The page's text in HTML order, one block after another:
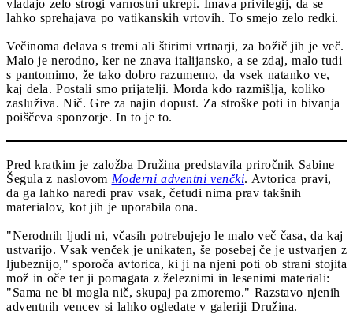
vladajo zelo strogi varnostni ukrepi. Imava privilegij, da se
lahko sprehajava po vatikanskih vrtovih. To smejo zelo redki.
Večinoma delava s tremi ali štirimi vrtnarji, za božič jih je več.
Malo je nerodno, ker ne znava italijansko, a se zdaj, malo tudi
s pantomimo, že tako dobro razumemo, da vsek natanko ve,
kaj dela. Postali smo prijatelji. Morda kdo razmišlja, koliko
zasluživa. Nič. Gre za najin dopust. Za stroške poti in bivanja
poiščeva sponzorje. In to je to.
Pred kratkim je založba Družina predstavila priročnik Sabine
Šegula z naslovom Moderni adventni venčki. Avtorica pravi,
da ga lahko naredi prav vsak, četudi nima prav takšnih
materialov, kot jih je uporabila ona.
"Nerodnih ljudi ni, včasih potrebujejo le malo več časa, da kaj
ustvarijo. Vsak venček je unikaten, še posebej če je ustvarjen z
ljubeznijo," sporoča avtorica, ki ji na njeni poti ob strani stojita
mož in oče ter ji pomagata z železnimi in lesenimi materiali:
"Sama ne bi mogla nič, skupaj pa zmoremo." Razstavo njenih
adventnih vencev si lahko ogledate v galeriji Družina.